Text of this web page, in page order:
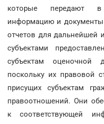
которые передают в
информацию и
отчетов для дальнейшей
субъектами
субъектам оценочной
поскольку их правовой
присущих субъектам
правоотношений. Они
к соответствующей